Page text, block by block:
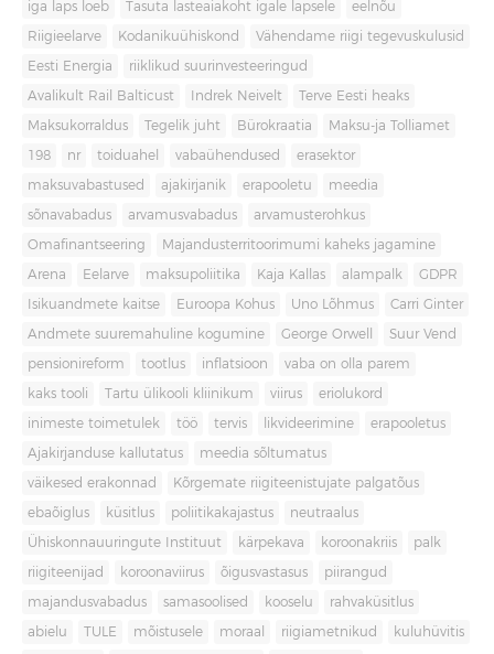
iga laps loeb Tasuta lasteaiakoht igale lapsele eelnõu
Riigieelarve Kodanikuühiskond Vähendame riigi tegevuskulusid
Eesti Energia riiklikud suurinvesteeringud
Avalikult Rail Balticust Indrek Neivelt Terve Eesti heaks
Maksukorraldus Tegelik juht Bürokraatia Maksu-ja Tolliamet
198 nr toiduahel vabaühendused erasektor
maksuvabastused ajakirjanik erapooletu meedia
sõnavabadus arvamusvabadus arvamusterohkus
Omafinantseering Majandusterritoorimumi kaheks jagamine
Arena Eelarve maksupoliitika Kaja Kallas alampalk GDPR
Isikuandmete kaitse Euroopa Kohus Uno Lõhmus Carri Ginter
Andmete suuremahuline kogumine George Orwell Suur Vend
pensionireform tootlus inflatsioon vaba on olla parem
kaks tooli Tartu ülikooli kliinikum viirus eriolukord
inimeste toimetulek töö tervis likvideerimine erapooletus
Ajakirjanduse kallutatus meedia sõltumatus
väikesed erakonnad Kõrgemate riigiteenistujate palgatõus
ebaõiglus küsitlus poliitikakajastus neutraalus
Ühiskonnauuringute Instituut kärpekava koroonakriis palk
riigiteenijad koroonaviirus õigusvastasus piirangud
majandusvabadus samasoolised kooselu rahvaküsitlus
abielu TULE mõistusele moraal riigiametnikud kuluhüvitis